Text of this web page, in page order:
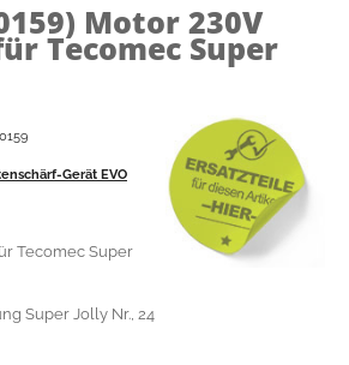
Motor 230V
Tecomec Super
Gerät EVO
Tecomec Super
Super Jolly Nr., 24